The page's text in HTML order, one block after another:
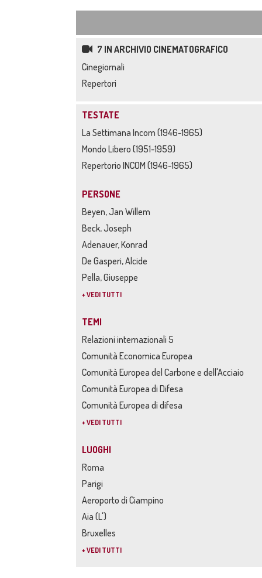
7 IN ARCHIVIO CINEMATOGRAFICO
Cinegiornali
Repertori
TESTATE
La Settimana Incom (1946-1965)
Mondo Libero (1951-1959)
Repertorio INCOM (1946-1965)
PERSONE
Beyen, Jan Willem
Beck, Joseph
Adenauer, Konrad
De Gasperi, Alcide
Pella, Giuseppe
+ VEDI TUTTI
TEMI
Relazioni internazionali 5
Comunità Economica Europea
Comunità Europea del Carbone e dell'Acciaio
Comunità Europea di Difesa
Comunità Europea di difesa
+ VEDI TUTTI
LUOGHI
Roma
Parigi
Aeroporto di Ciampino
Aia (L')
Bruxelles
+ VEDI TUTTI